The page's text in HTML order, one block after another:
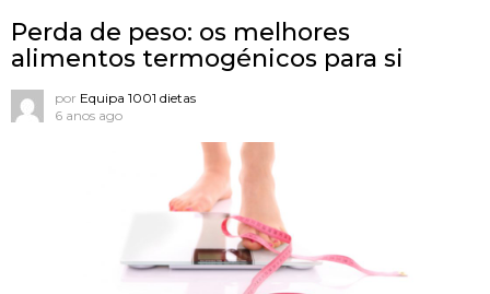
Perda de peso: os melhores
alimentos termogénicos para si
por Equipa 1001 dietas
6 anos ago